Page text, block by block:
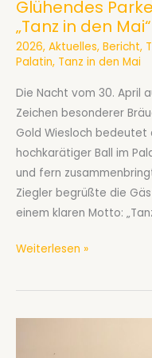
Glühendes
„Tanz in den
2026, Aktuelles, Bericht,
Palatin, Tanz in den Mai
Die Nacht vom 30. April
Zeichen besonderer
Gold Wiesloch bedeutet
hochkarätiger Ball im
und fern
Ziegler begrüßte die
einem klaren Motto:
Glühendes
im
Weiterlesen »